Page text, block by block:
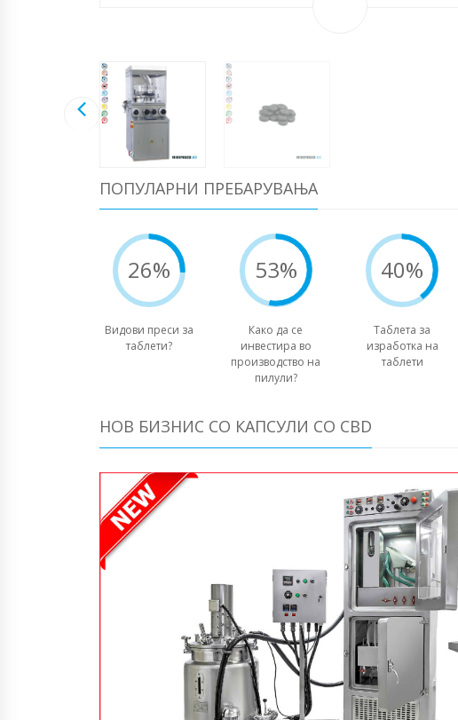
ПОПУЛАРНИ ПРЕБАРУВАЊА
26%
Видови преси за
таблети?
53%
Како да се
инвестира во
производство на
пилули?
40%
Таблета за
изработка на
таблети
НОВ БИЗНИС СО КАПСУЛИ СО CBD